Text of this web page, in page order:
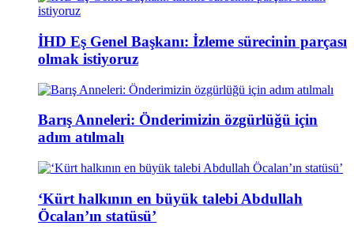
İHD Eş Genel Başkanı: İzleme sürecinin parçası
olmak istiyoruz
Barış Anneleri: Önderimizin özgürlüğü için
adım atılmalı
‘Kürt halkının en büyük talebi Abdullah
Öcalan’ın statüsü’